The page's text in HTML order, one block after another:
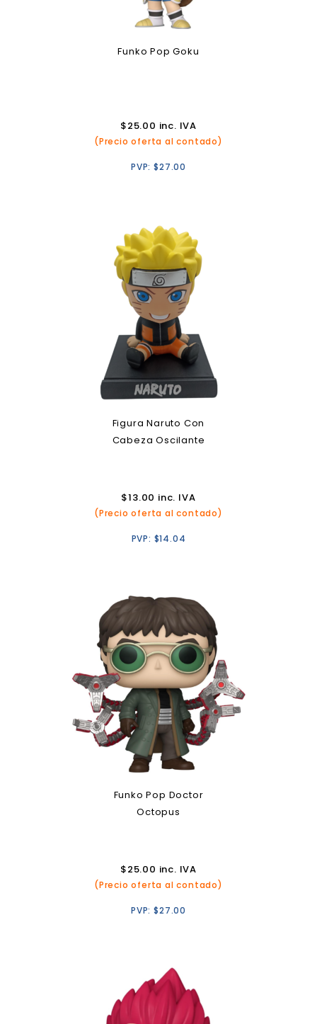
Funko Pop Goku
$25.00 inc. IVA
(Precio oferta al contado)
PVP:$27.00
Figura Naruto Con
Cabeza Oscilante
$13.00 inc. IVA
(Precio oferta al contado)
PVP: $14.04
Funko Pop Doctor
Octopus
$25.00 inc. IVA
(Precio oferta al contado)
PVP:$27.00